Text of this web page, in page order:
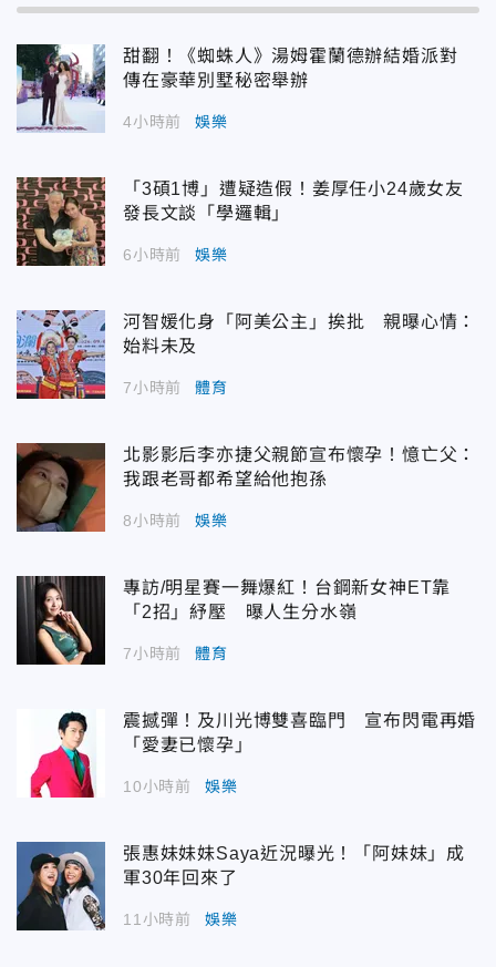
甜翻！《蜘蛛人》湯姆霍蘭德辦結婚派對
傳在豪華別墅秘密舉辦
4小時前 娛樂
「3碩1博」遭疑造假！姜厚任小24歲女友
發長文談「學邏輯」
6小時前 娛樂
河智媛化身「阿美公主」挨批 親曝心情：
始料未及
7小時前 體育
北影影后李亦捷父親節宣布懷孕！憶亡父：
我跟老哥都希望給他抱孫
8小時前 娛樂
專訪/明星賽一舞爆紅！台鋼新女神ET靠
「2招」紓壓 曝人生分水嶺
7小時前 體育
震撼彈！及川光博雙喜臨門 宣布閃電再婚
「愛妻已懷孕」
10小時前 娛樂
張惠妹妹妹Saya近況曝光！「阿妹妹」成
軍30年回來了
11小時前 娛樂